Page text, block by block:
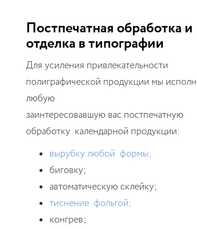
Постпечатная обработка и
отделка в типографии
Для усиления привлекательности
полиграфической продукции мы
любую
заинтересовавшую вас постпечатную
обработку календарной продукции:
вырубку любой формы;
биговку;
автоматическую склейку;
тиснение фольгой;
конгрев;